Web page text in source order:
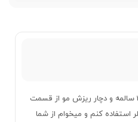
سلام وقت بخیر آقای دکتر من 36 سالمه و دچار ریزش مو از قسمت
کنم و میخوام از شما